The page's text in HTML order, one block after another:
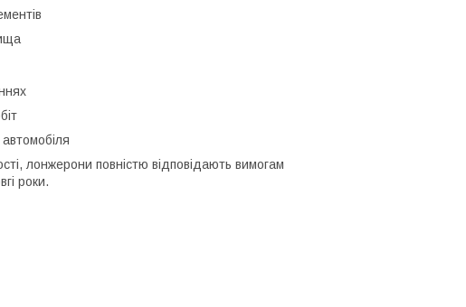
лонжерони повністю відповідають вимогам
роки.